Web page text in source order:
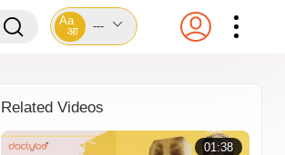
Aa
आ
---
Related Videos
01:38